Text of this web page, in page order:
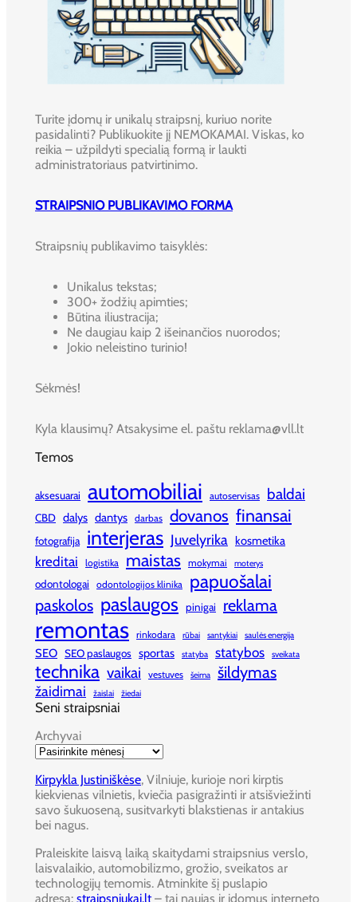
Turite įdomų ir unikalų straipsnį, kuriuo norite
pasidalinti? Publikuokite jį NEMOKAMAI. Viskas, ko
reikia – užpildyti specialią formą ir laukti
administratoriaus patvirtinimo.
STRAIPSNIO PUBLIKAVIMO FORMA
Straipsnių publikavimo taisyklės:
Unikalus tekstas;
300+ žodžių apimties;
Būtina iliustracija;
Ne daugiau kaip 2 išeinančios nuorodos;
Jokio neleistino turinio!
Sėkmės!
Kyla klausimų? Atsakysime el. paštu reklama@vll.lt
Temos
aksesuarai automobiliai autoservisas baldai
CBD dalys dantys darbas dovanos finansai
fotografija interjeras Juvelyrika kosmetika
kreditai logistika maistas mokymai moterys
odontologai odontologijos klinika papuošalai
paskolos paslaugos pinigai reklama
remontas rinkodara rūbai santykiai saulės energija
SEO SEO paslaugos sportas statyba statybos sveikata
technika vaikai vestuves šeima šildymas
žaidimai žaislai žiedai
Seni straipsniai
Archyvai
Kirpykla Justiniškėse, Vilniuje, kurioje nori kirptis
kiekvienas vilnietis, kviečia pasigražinti ir atsišviežinti
savo šukuoseną, susitvarkyti blakstienas ir antakius
bei nagus.
Praleiskite laisvą laiką skaitydami straipsnius verslo,
laisvalaikio, automobilizmo, grožio, sveikatos ar
technologijų temomis. Atminkite šį puslapio
adresą: straipsniukai.lt– tai naujas ir įdomus interneto